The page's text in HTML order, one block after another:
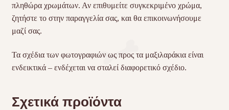
πληθώρα χρωμάτων. Αν επιθυμείτε συγκεκριμένο χρώμα,
ζητήστε το στην παραγγελία σας, και θα επικοινωνήσουμε
μαζί σας.
Τα σχέδια των φωτογραφιών ως προς τα μαξιλαράκια είναι
ενδεικτικά – ενδέχεται να σταλεί διαφορετικό σχέδιο.
Σχετικά προϊόντα